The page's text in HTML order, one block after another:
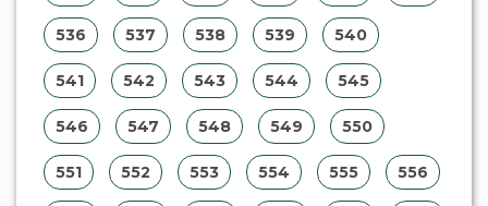
536 537 538 539 540
541 542 543 544 545
546 547 548 549 550
551 552 553 554 555 556